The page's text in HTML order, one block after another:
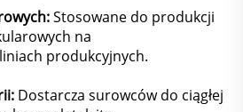
Stosowane do produkcji
na
produkcyjnych.
Dostarcza surowców do ciągłej